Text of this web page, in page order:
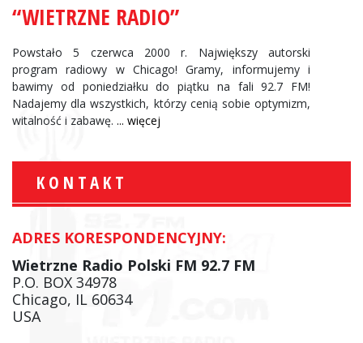
“WIETRZNE RADIO”
Powstało 5 czerwca 2000 r. Największy autorski
program radiowy w Chicago! Gramy, informujemy i
bawimy od poniedziałku do piątku na fali 92.7 FM!
Nadajemy dla wszystkich, którzy cenią sobie optymizm,
witalność i zabawę. ... więcej
KONTAKT
ADRES KORESPONDENCYJNY:
Wietrzne Radio Polski FM 92.7 FM
P.O. BOX 34978
Chicago, IL 60634
USA